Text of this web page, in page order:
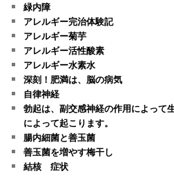
緑内障
アレルギー完治体験記
アレルギー菊芋
アレルギー活性酸素
アレルギー水素水
深刻！肥満は、脳の病気
自律神経
勃起は、副交感神経の作用によって
によって起こります。
腸内細菌と善玉菌
善玉菌を増やす梅干し
結核 症状